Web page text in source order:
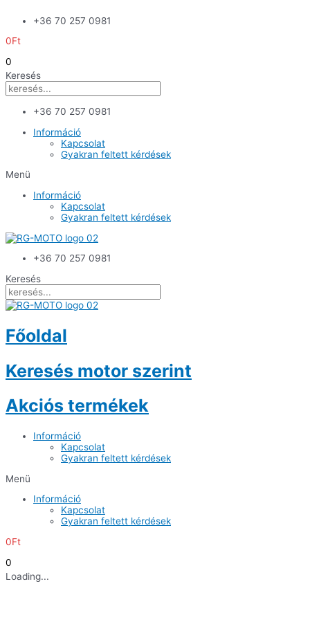
+36 70 257 0981
0Ft
0
Keresés
+36 70 257 0981
Információ
Kapcsolat
Gyakran feltett kérdések
Menü
Információ
Kapcsolat
Gyakran feltett kérdések
+36 70 257 0981
Keresés
Főoldal
Keresés motor szerint
Akciós termékek
Információ
Kapcsolat
Gyakran feltett kérdések
Menü
Információ
Kapcsolat
Gyakran feltett kérdések
0Ft
0
Loading...